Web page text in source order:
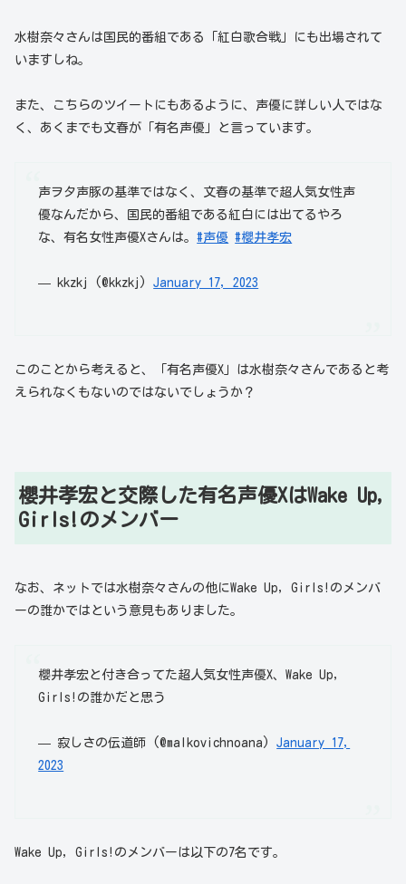
水樹奈々さんは国民的番組である「紅白歌合戦」にも出場されて
いますしね。
また、こちらのツイートにもあるように、声優に詳しい人ではな
く、あくまでも文春が「有名声優」と言っています。
声ヲタ声豚の基準ではなく、文春の基準で超人気女性声
優なんだから、国民的番組である紅白には出てるやろ
な、有名女性声優Xさんは。#声優 #櫻井孝宏
— kkzkj (@kkzkj)January 17, 2023
このことから考えると、「有名声優X」は水樹奈々さんであると考
えられなくもないのではないでしょうか？
櫻井孝宏と交際した有名声優XはWake Up,
Girls!のメンバー
なお、ネットでは水樹奈々さんの他にWake Up, Girls!のメンバ
ーの誰かではという意見もありました。
櫻井孝宏と付き合ってた超人気女性声優X、Wake Up,
Girls!の誰かだと思う
— 寂しさの伝道師 (@malkovichnoana)January 17,
2023
Wake Up, Girls!のメンバーは以下の7名です。